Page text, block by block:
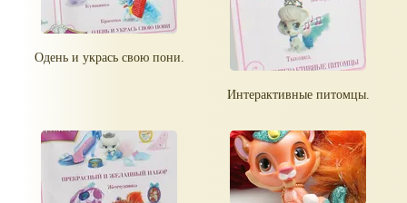
Одень и укрась свою пони.
Интерактивные питомцы.